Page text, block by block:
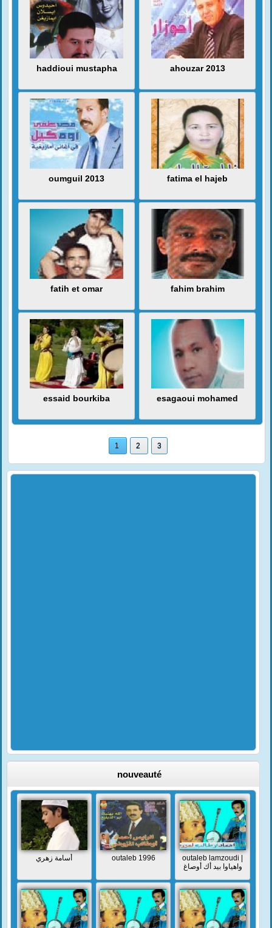
haddioui mustapha ahouzar 2013
oumguil 2013 fatima el hajeb
fatih et omar fahim brahim
essaid bourkiba esagaoui mohamed
1 2 3
nouveauté
أسامة زهري outaleb 1996
outaleb lamzoudi |
واهياوا بيد أك أوصاغ